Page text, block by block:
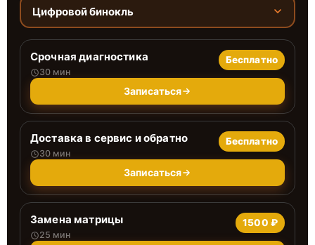
Цифровой бинокль
Срочная диагностика
30 мин
Бесплатно
Записаться
Доставка в сервис и обратно
30 мин
Бесплатно
Записаться
Замена матрицы
25 мин
1500 ₽